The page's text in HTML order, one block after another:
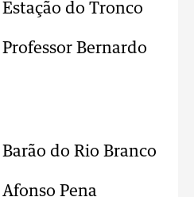
do Tronco
Bernardo
do Rio Branco
Pena